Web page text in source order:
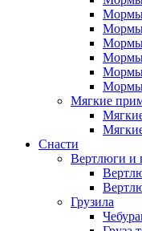
Мягкие
Снасти
Вертлюги и
Грузила